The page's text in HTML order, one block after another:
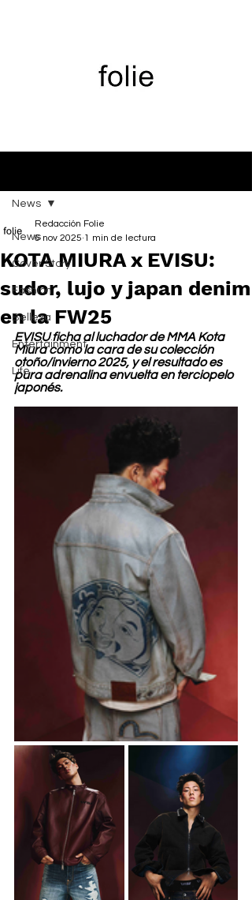
News
Cover Story
Fashion
Belleza
Entertainment
Life
News
KOTA MIURA x EVISU:
sudor, lujo y japan denim
en la FW25
Redacción Folie
6 nov 2025 1 min de lectura
EVISU ficha al luchador de MMA Kota
Miura como la cara de su colección
otoño/invierno 2025, y el resultado es
pura adrenalina envuelta en terciopelo
japonés.